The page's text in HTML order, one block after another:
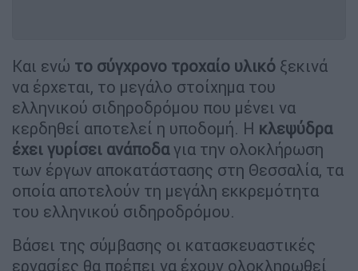
Και ενώ το σύγχρονο τροχαίο υλικό ξεκινά
να έρχεται, το μεγάλο στοίχημα του
ελληνικού σιδηροδρόμου που μένει να
κερδηθεί αποτελεί η υποδομή. Η κλεψύδρα
έχει γυρίσει ανάποδαγια την ολοκλήρωση
των έργων αποκατάστασης στη Θεσσαλία, τα
οποία αποτελούν τη μεγάλη εκκρεμότητα
του ελληνικού σιδηροδρόμου.
Βάσει της σύμβασης οι κατασκευαστικές
εργασίες θα πρέπει να έχουν ολοκληρωθεί